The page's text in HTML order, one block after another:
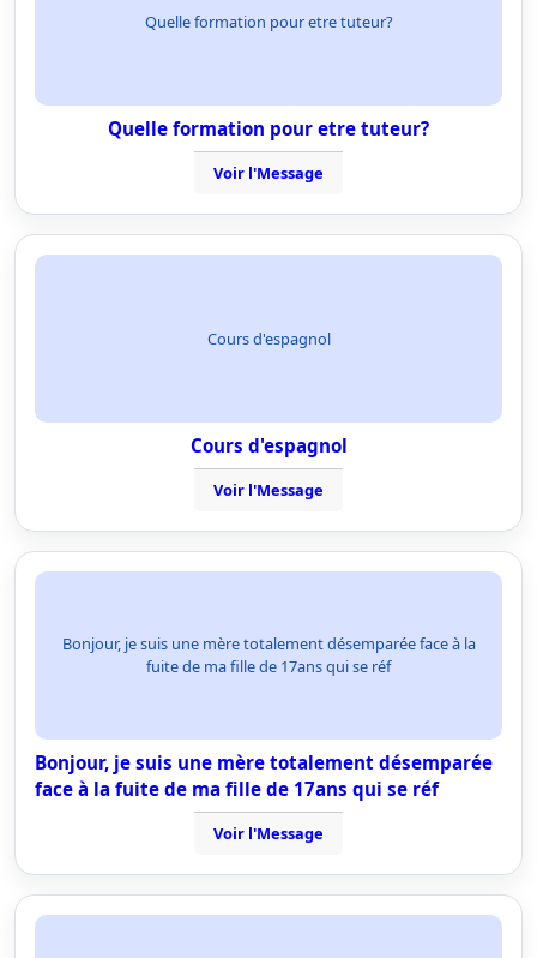
Quelle formation pour etre tuteur?
Quelle formation pour etre tuteur?
Voir l'Message
Cours d'espagnol
Cours d'espagnol
Voir l'Message
Bonjour, je suis une mère totalement désemparée face à la
fuite de ma fille de 17ans qui se réf
Bonjour, je suis une mère totalement désemparée
face à la fuite de ma fille de 17ans qui se réf
Voir l'Message